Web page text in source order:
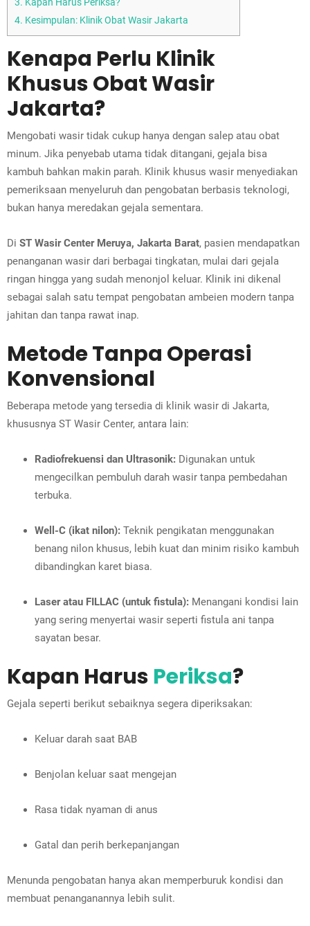
4. Kesimpulan: Klinik Obat Wasir Jakarta
Kenapa Perlu Klinik
Khusus Obat Wasir
Jakarta?
Mengobati wasir tidak cukup hanya dengan salep atau obat
minum. Jika penyebab utama tidak ditangani, gejala bisa
kambuh bahkan makin parah. Klinik khusus wasir menyediakan
pemeriksaan menyeluruh dan pengobatan berbasis teknologi,
bukan hanya meredakan gejala sementara.
Di ST Wasir Center Meruya, Jakarta Barat, pasien mendapatkan
penanganan wasir dari berbagai tingkatan, mulai dari gejala
ringan hingga yang sudah menonjol keluar. Klinik ini dikenal
sebagai salah satu tempat pengobatan ambeien modern tanpa
jahitan dan tanpa rawat inap.
Metode Tanpa Operasi
Konvensional
Beberapa metode yang tersedia di klinik wasir di Jakarta,
khususnya ST Wasir Center, antara lain:
Radiofrekuensi dan Ultrasonik: Digunakan untuk
mengecilkan pembuluh darah wasir tanpa pembedahan
terbuka.
Well-C (ikat nilon): Teknik pengikatan menggunakan
benang nilon khusus, lebih kuat dan minim risiko kambuh
dibandingkan karet biasa.
Laser atau FILLAC (untuk fistula): Menangani kondisi lain
yang sering menyertai wasir seperti fistula ani tanpa
sayatan besar.
Kapan Harus Periksa?
Gejala seperti berikut sebaiknya segera diperiksakan:
Keluar darah saat BAB
Benjolan keluar saat mengejan
Rasa tidak nyaman di anus
Gatal dan perih berkepanjangan
Menunda pengobatan hanya akan memperburuk kondisi dan
membuat penanganannya lebih sulit.